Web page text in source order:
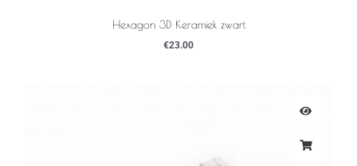
Hexagon 3D Keramiek zwart
€23.00